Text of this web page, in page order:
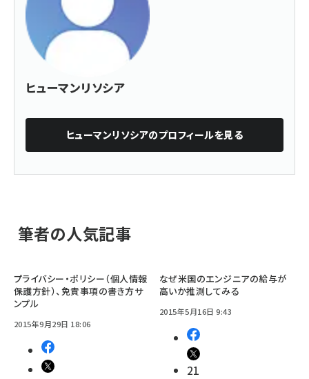
ヒューマンリソシア
ヒューマンリソシアのプロフィールを見る
筆者の人気記事
プライバシー・ポリシー（個人情報
保護方針）、免責事項の書き方サ
ンプル
2015年9月29日 18:06
なぜ米国のエンジニアの給与が
高いか推測してみる
2015年5月16日 9:43
21